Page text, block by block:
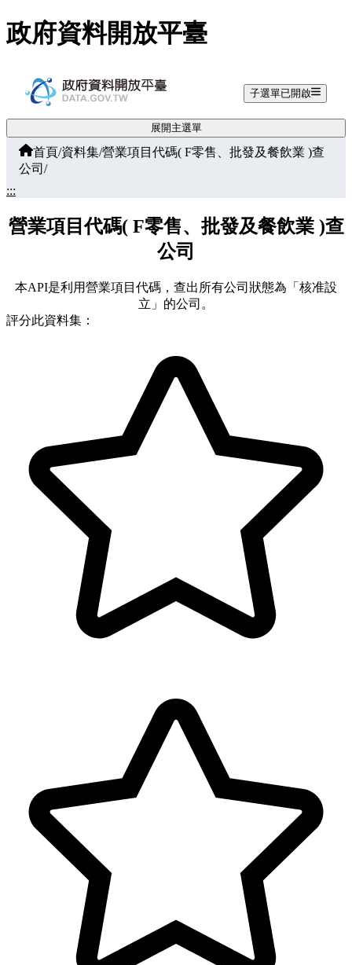
跳至主要內容
政府資料開放平臺
子選單已開啟
展開主選單
首頁/資料集/營業項目代碼( F零售、批發及餐飲業 )查
公司 /
:::
營業項目代碼( F零售、批發及餐飲業 )查
公司
本API是利用營業項目代碼，查出所有公司狀態為「核准設
立」的公司。
評分此資料集：